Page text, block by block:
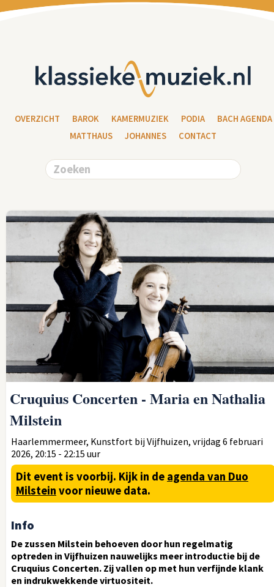
OVERZICHT BAROK KAMERMUZIEK PODIA
BACH AGENDA
MATTHAUS
JOHANNES CONTACT
Cruquius Concerten - Maria en Nathalia
Milstein
Haarlemmermeer, Kunstfort bij Vijfhuizen, vrijdag 6 februari
2026, 20:15 - 22:15 uur
Dit event is voorbij. Kijk in de agenda van Duo
Milstein voor nieuwe data.
Info
De zussen Milstein behoeven door hun regelmatig
optreden in Vijfhuizen nauwelijks meer introductie bij de
Cruquius Concerten. Zij vallen op met hun verfijnde klank
en indrukwekkende virtuositeit.